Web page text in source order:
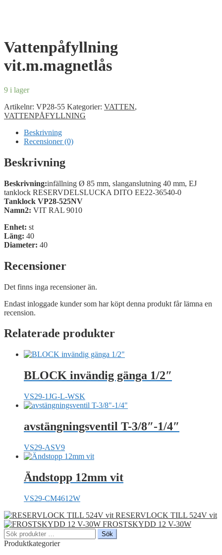
Vattenpåfyllning
vit.m.magnetlås
9 i lager
Artikelnr: VP28-55 Kategorier: VATTEN,
VATTENPÅFYLLNING
Beskrivning
Recensioner (0)
Beskrivning
Beskrivning:infällning Ø 85 mm, slanganslutning 40 mm, EJ
tanklock RESERVDELSLUCKA DITO EE22-36540-0
Tanklock VP28-525NV
Namn2: VIT RAL 9010
Enhet: st
Läng: 40
Diameter: 40
Recensioner
Det finns inga recensioner än.
Endast inloggade kunder som har köpt denna produkt får lämna en
recension.
Relaterade produkter
BLOCK invändig gänga 1/2″
VS29-1JG-L-WSK
avstängningsventil T-3/8″-1/4″
VS29-ASV9
Ändstopp 12mm vit
VS29-CM4612W
RESERVLOCK TILL 524V vit
FROSTSKYDD 12 V-30W
Sök
efter:
Sök
Produktkategorier